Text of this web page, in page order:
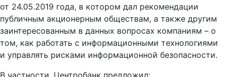
от 24.05.2019 года, в котором дал рекомендации
публичным акционерным обществам, а также другим
заинтересованным в данных вопросах компаниям – о
том, как работать с информационными технологиями
и управлять рисками информационной безопасности.
В частности, Центробанк предложил: